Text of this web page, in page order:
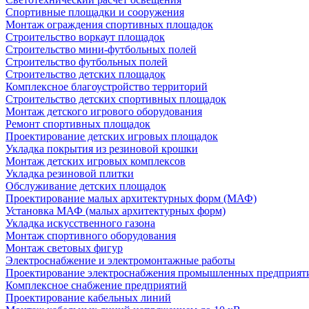
Спортивные площадки и сооружения
Монтаж ограждения спортивных площадок
Строительство воркаут площадок
Строительство мини-футбольных полей
Строительство футбольных полей
Строительство детских площадок
Комплексное благоустройство территорий
Строительство детских спортивных площадок
Монтаж детского игрового оборудования
Ремонт спортивных площадок
Проектирование детских игровых площадок
Укладка покрытия из резиновой крошки
Монтаж детских игровых комплексов
Укладка резиновой плитки
Обслуживание детских площадок
Проектирование малых архитектурных форм (МАФ)
Установка МАФ (малых архитектурных форм)
Укладка искусственного газона
Монтаж спортивного оборудования
Монтаж световых фигур
Электроснабжение и электромонтажные работы
Проектирование электроснабжения промышленных
Комплексное снабжение предприятий
Проектирование кабельных линий